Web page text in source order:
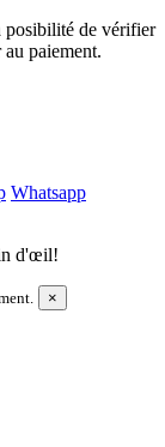
posibilité de vérifier
paiement.
Whatsapp
d'œil!
×